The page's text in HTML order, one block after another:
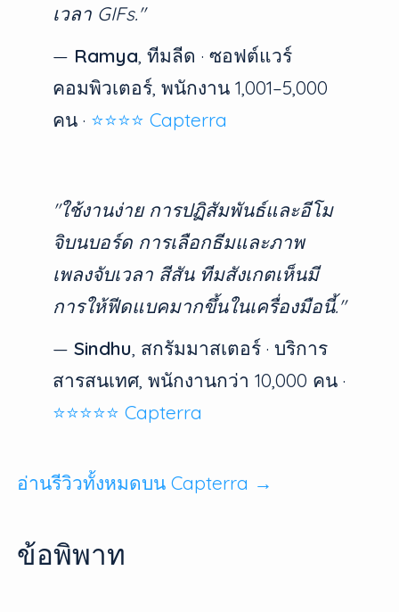
เวลา GIFs."
— Ramya , ทีมลีด · ซอฟต์แวร์
คอมพิวเตอร์, พนักงาน 1,001–5,000
คน · ⭐⭐⭐⭐ Capterra
"ใช้งานง่าย การปฏิสัมพันธ์และอีโม
จิบนบอร์ด การเลือกธีมและภาพ
เพลงจับเวลา สีสัน ทีมสังเกตเห็นมี
การให้ฟีดแบคมากขึ้นในเครื่องมือนี้."
—Sindhu , สกรัมมาสเตอร์ · บริการ
สารสนเทศ, พนักงานกว่า 10,000 คน ·
⭐⭐⭐⭐⭐ Capterra
อ่านรีวิวทั้งหมดบน Capterra →
ข้อพิพาท